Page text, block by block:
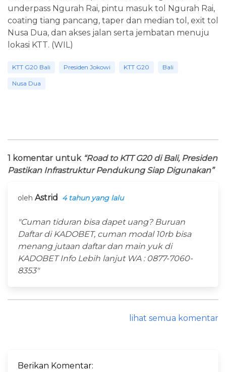
underpass Ngurah Rai, pintu masuk tol Ngurah Rai,
coating tiang pancang, taper dan median tol, exit tol
Nusa Dua, dan akses jalan serta jembatan menuju
lokasi KTT. (WIL)
KTT G20 Bali Presiden Jokowi KTT G20 Bali
Nusa Dua
1 komentar untuk “Road to KTT G20 di Bali, Presiden
Pastikan Infrastruktur Pendukung Siap Digunakan”
oleh Astrid 4 tahun yang lalu
"Cuman tiduran bisa dapet uang? Buruan
Daftar di KADOBET, cuman modal 10rb bisa
menang jutaan daftar dan main yuk di
KADOBET Info Lebih lanjut WA : 0877-7060-
8353"
lihat semua komentar
Berikan Komentar: